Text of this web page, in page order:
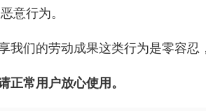
意行为。
我们的劳动成果这类行为是零容忍
正常用户放心使用。